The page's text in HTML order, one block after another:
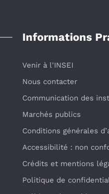
Informations
Venir à l'INSEI
Nous contacter
Communication des
Marchés publics
Conditions générales
Accessibilité : non
Crédits et mentions
Politique de